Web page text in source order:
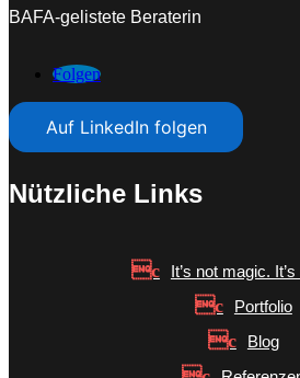
BAFA-gelistete Beraterin
Folgen
Auf LinkedIn folgen
Nützliche Links
It’s not magic.
Portfolio
Blog